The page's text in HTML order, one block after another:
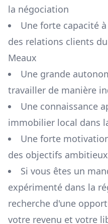
la négociation
Une forte capacité
des relations clients
Meaux
Une grande
travailler de manière
Une connaissance
immobilier local dans
Une forte
des objectifs ambitieux
Si vous êtes un
expérimenté dans la
recherche d'une
votre revenu et votre